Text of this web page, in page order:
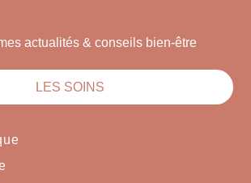
actualités & conseils bien-être
LES SOINS